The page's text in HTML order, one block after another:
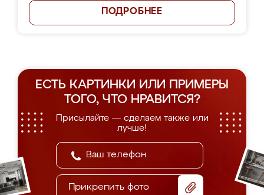
ПОДРОБНЕЕ
ЕСТЬ КАРТИНКИ ИЛИ ПРИМЕРЫ
ТОГО, ЧТО НРАВИТСЯ?
Присылайте — сделаем также или
лучше!
Прикрепить фото